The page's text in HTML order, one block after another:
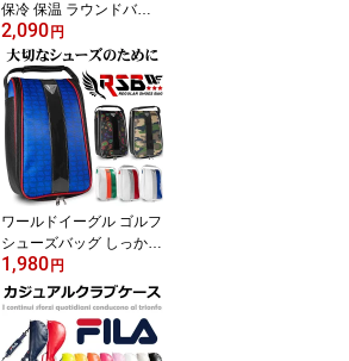
保冷 保温 ラウンドバッ
グ 軽量 ソフトクーラー
レジャー 観戦 メンズ レ
ディース ジュニア
2,090 円
ワールドイーグル ゴルフ
シューズバッグ しっかり
とした収納力 内部の湿気
や匂いを換気する通気穴
大開口のファスナー出入
口 おしゃれ柄 大人 メン
ズ シューズケース
1,980 円